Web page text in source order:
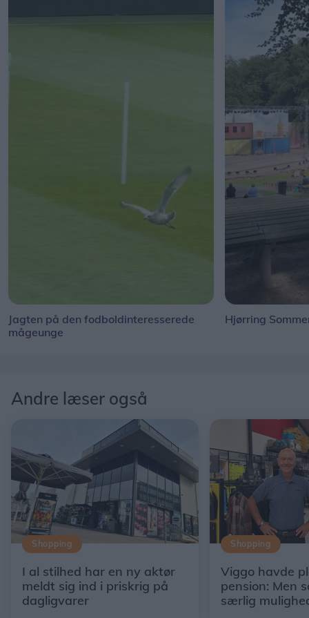
Jagten på den fodboldinteresserede
mågeunge
Hjørring
Andre læser også
Shopping
I al stilhed har en ny aktør
meldt sig ind i priskrig på
dagligvarer
Shopping
Viggo havde
pension: Men
særlig